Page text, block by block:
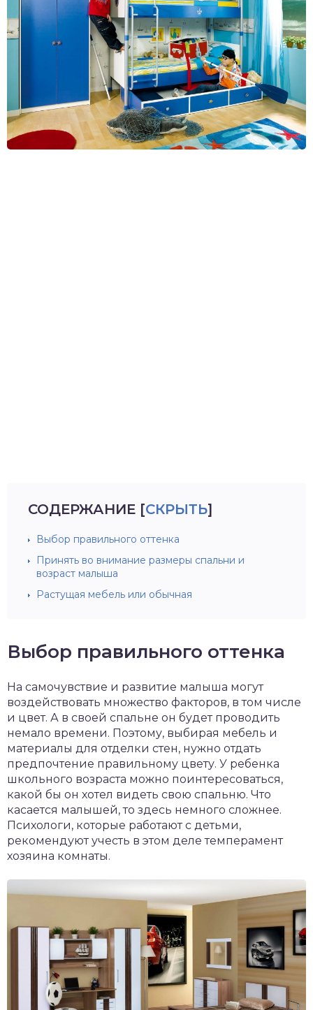
СОДЕРЖАНИЕ [СКРЫТЬ]
Выбор правильного оттенка
Принять во внимание размеры спальни и
возраст малыша
Растущая мебель или обычная
Выбор правильного оттенка
На самочувствие и развитие малыша могут
воздействовать множество факторов, в том числе
и цвет. А в своей спальне он будет проводить
немало времени. Поэтому, выбирая мебель и
материалы для отделки стен, нужно отдать
предпочтение правильному цвету. У ребенка
школьного возраста можно поинтересоваться,
какой бы он хотел видеть свою спальню. Что
касается малышей, то здесь немного сложнее.
Психологи, которые работают с детьми,
рекомендуют учесть в этом деле темперамент
хозяина комнаты.